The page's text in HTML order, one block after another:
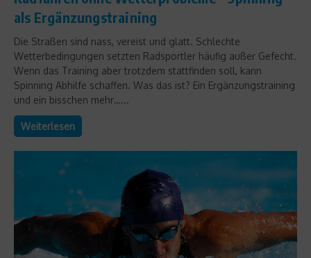
als Ergänzungstraining
Die Straßen sind nass, vereist und glatt. Schlechte
Wetterbedingungen setzten Radsportler häufig außer Gefecht.
Wenn das Training aber trotzdem stattfinden soll, kann
Spinning Abhilfe schaffen. Was das ist? Ein Ergänzungstraining
und ein bisschen mehr…...
Weiterlesen